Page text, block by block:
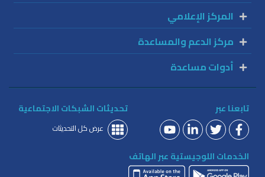
المركز الإعلامي
مركز الدعم والمساعدة
أدوات مساعدة
تابعنا عبر تحديثات الشبكات الاجتماعية
عرض كل التحديثات
الخدمات اللوجيستية عبر الهاتف